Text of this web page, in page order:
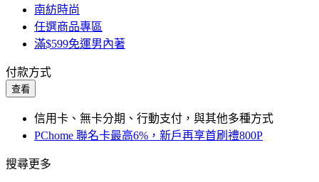
南紡時尚
任選商品專區
滿$599免運男內著
付款方式
查看
信用卡、無卡分期、行動支付，與其他多種方式
PChome 聯名卡最高6%，新戶再享首刷禮800P
搜尋更多